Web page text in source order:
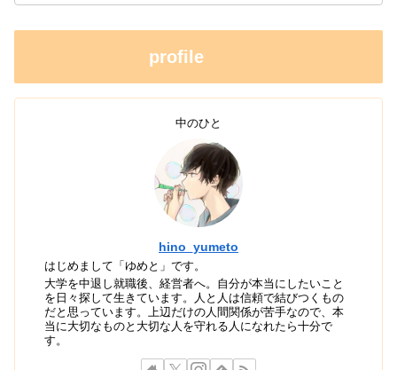
profile
中のひと
hino_yumeto
はじめまして「ゆめと」です。
大学を中退し就職後、経営者へ。自分が本当にしたいこと
を日々探して生きています。人と人は信頼で結びつくもの
だと思っています。上辺だけの人間関係が苦手なので、本
当に大切なものと大切な人を守れる人になれたら十分で
す。